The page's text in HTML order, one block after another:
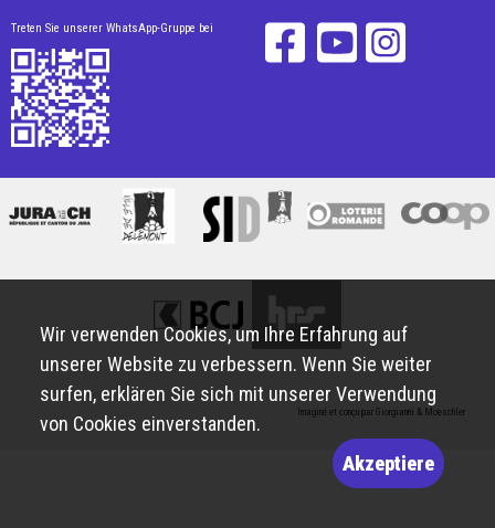
Treten Sie unserer WhatsApp-Gruppe bei
Imaginé et conçu par Giorgianni & Moeschler
Wir verwenden Cookies, um Ihre Erfahrung auf
unserer Website zu verbessern. Wenn Sie weiter
surfen, erklären Sie sich mit unserer Verwendung
von Cookies einverstanden.
Akzeptiere